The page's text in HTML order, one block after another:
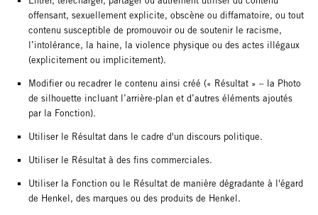
offensant, sexuellement explicite, obscène ou diffamatoire, ou tout
contenu susceptible de promouvoir ou de soutenir le racisme,
l’intolérance, la haine, la violence physique ou des actes illégaux
(explicitement ou implicitement).
Modifier ou recadrer le contenu ainsi créé (« Résultat » – la Photo
de silhouette incluant l’arrière-plan et d’autres éléments ajoutés
par la Fonction).
Utiliser le Résultat dans le cadre d'un discours politique.
Utiliser le Résultat à des fins commerciales.
Utiliser la Fonction ou le Résultat de manière dégradante à l'égard
de Henkel, des marques ou des produits de Henkel.